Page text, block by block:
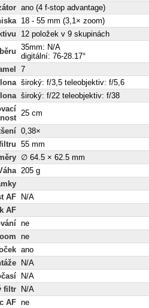
ano (4 f-stop advantage)
18 - 55 mm (3,1× zoom)
12 položek v 9 skupinách
35mm: N/A
digitální: 76-28.17°
7
široký: f/3,5 teleobjektiv: f/5,6
široký: f/22 teleobjektiv: f/38
25 cm
0,38×
55 mm
∅ 64.5 × 62.5 mm
205 g
AF
N/A
AF
ne
ne
ano
N/A
N/A
filtr
N/A
AF ne